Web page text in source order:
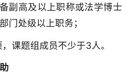
副高及以上职称或法学博士
门处级以上职务；
课题组成员不少于3人。